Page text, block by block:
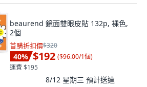
beaurend 鏡面雙眼皮貼 132p, 裸色,
2個
首購折扣價$320
40% $192 ($96.00/1個)
運費 $195
8/12 星期三 預計送達